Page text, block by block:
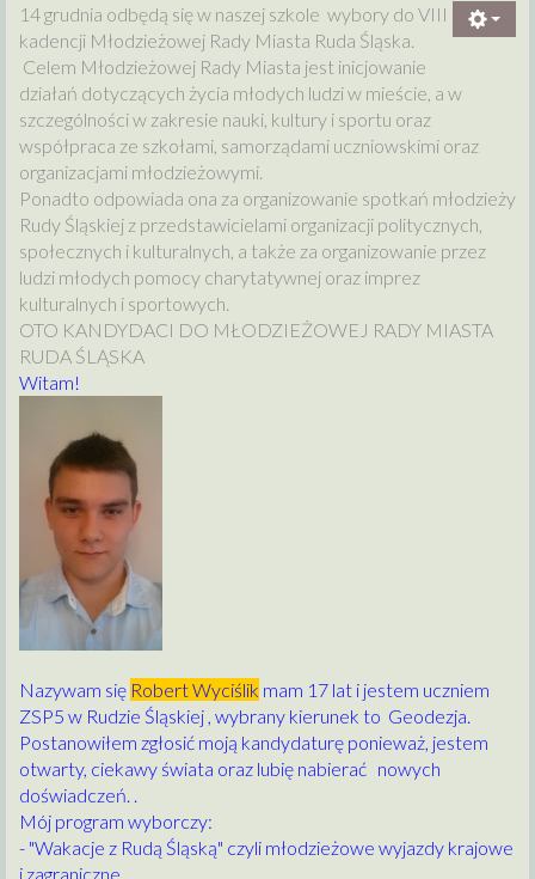
14 grudnia odbędą się w naszej szkole wybory do VIII
kadencji Młodzieżowej Rady Miasta Ruda Śląska.
Celem Młodzieżowej Rady Miasta jest inicjowanie
działań dotyczących życia młodych ludzi w mieście, a w
szczególności w zakresie nauki, kultury i sportu oraz
współpraca ze szkołami, samorządami uczniowskimi oraz
organizacjami młodzieżowymi.
Ponadto odpowiada ona za organizowanie spotkań młodzieży
Rudy Śląskiej z przedstawicielami organizacji politycznych,
społecznych i kulturalnych, a także za organizowanie przez
ludzi młodych pomocy charytatywnej oraz imprez
kulturalnych i sportowych.
OTO KANDYDACI DO MŁODZIEŻOWEJ RADY MIASTA
RUDA ŚLĄSKA
Witam!
Nazywam się Robert Wyciślik mam 17 lat i jestem uczniem
ZSP5 w Rudzie Śląskiej , wybrany kierunek to Geodezja.
Postanowiłem zgłosić moją kandydaturę ponieważ, jestem
otwarty, ciekawy świata oraz lubię nabierać nowych
doświadczeń. .
Mój program wyborczy:
- "Wakacje z Rudą Śląską" czyli młodzieżowe wyjazdy krajowe
i zagraniczne